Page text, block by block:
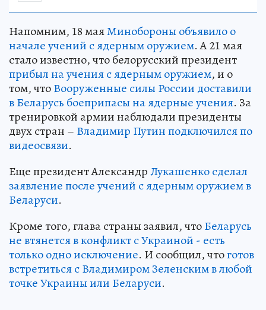
Напомним, 18 маяМинобороны объявило о
начале учений с ядерным оружием. А 21 мая
стало известно, что белорусский президент
прибыл на учения с ядерным оружием, и о
том, чтоВооруженные силы России доставили
в Беларусь боеприпасы на ядерные учения. За
тренировкой армии наблюдали президенты
двух стран – Владимир Путин подключился по
видеосвязи.
Еще президент АлександрЛукашенко сделал
заявление после учений с ядерным оружием в
Беларуси.
Кроме того, глава страны заявил, чтоБеларусь
не втянется в конфликт с Украиной - есть
только одно исключение. И сообщил, чтоготов
встретиться с Владимиром Зеленским в любой
точке Украины или Беларуси.